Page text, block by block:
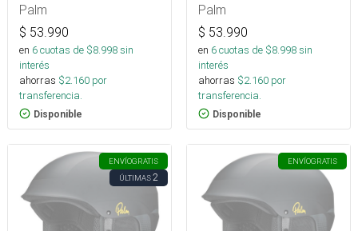
Palm
$ 53.990
en 6cuotas de $8.998sin
interés
ahorras $2.160 por
transferencia.
Disponible
Palm
$ 53.990
en 6cuotas de $8.998sin
interés
ahorras $2.160 por
transferencia.
Disponible
ENVÍOGRATIS
ÚLTIMAS2
ENVÍOGRATIS